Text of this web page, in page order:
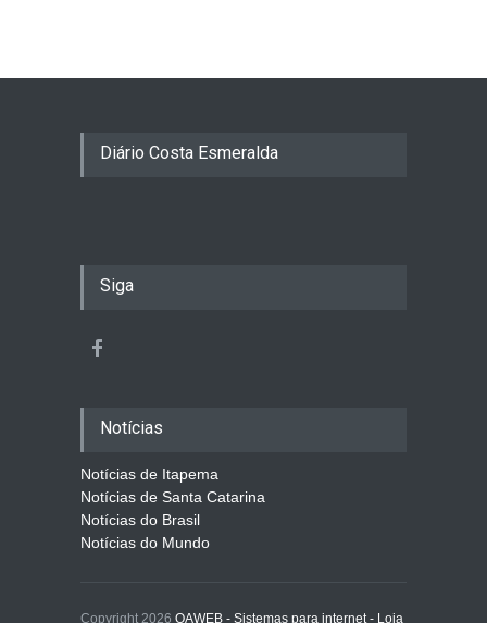
Diário Costa Esmeralda
Siga
Notícias
Notícias de Itapema
Notícias de Santa Catarina
Notícias do Brasil
Notícias do Mundo
Copyright 2026 OAWEB - Sistemas para internet - Loja